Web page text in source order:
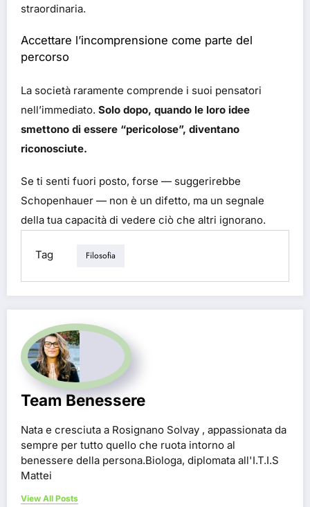
straordinaria.
Accettare l’incomprensione come parte del
percorso
La società raramente comprende i suoi pensatori
nell’immediato. Solo dopo, quando le loro idee
smettono di essere “pericolose”, diventano
riconosciute.
Se ti senti fuori posto, forse — suggerirebbe
Schopenhauer — non è un difetto, ma un segnale
della tua capacità di vedere ciò che altri ignorano.
Tag Filosofia
Team Benessere
Nata e cresciuta a Rosignano Solvay , appassionata da
sempre per tutto quello che ruota intorno al
benessere della persona.Biologa, diplomata all'I.T.I.S
Mattei
View All Posts